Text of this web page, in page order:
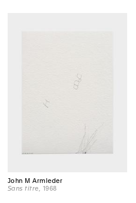
John M Armleder
Sans titre , 1968